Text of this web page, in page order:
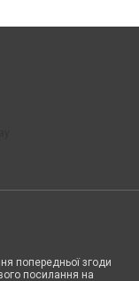
попередньої згоди
посилання на